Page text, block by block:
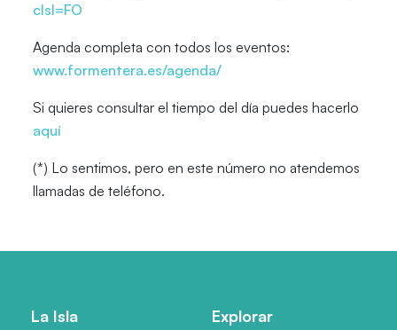
cIsl=FO
Agenda completa con todos los eventos:
www.formentera.es/agenda/
Si quieres consultar el tiempo del día puedes hacerlo
aquí
(*) Lo sentimos, pero en este número no atendemos
llamadas de teléfono.
La Isla Explorar